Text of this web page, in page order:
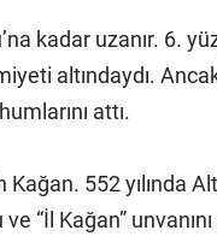
kadar uzanır. 6.
altındaydı.
attı.
552 yılında
“İl Kağan”